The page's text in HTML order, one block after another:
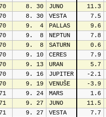
   8. 30
JUNO
  11.3
   8. 30
VESTA
   7.5
   9.  4
PALLAS
   9.6
   9.  8
NEPTUN
   7.8
   9.  8
SATURN
   0.6
   9. 10
CERES
   7.9
   9. 13
URAN
   5.7
   9. 16
JUPITER
  -2.1
   9. 19
VENUŠE
  -3.9
   9. 24
MARS
   1.6
   9. 27
JUNO
  11.5
   9. 27
VESTA
   7.7